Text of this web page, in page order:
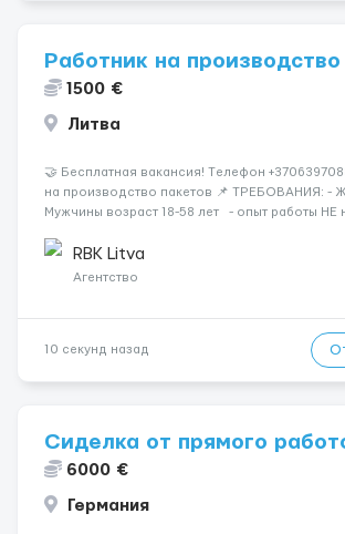
Работник на производство
1500 €
Литва
🤝 Бесплатная вакансия! Tелефон
на производство пакетов 📌 ТРЕБОВАНИЯ: -
Мужчины возраст 18-58 лет - опыт работы НЕ
зависимости от отдела и должност...
RBK Litva
Агентство
10 секунд назад
Сиделка от прямого
6000 €
Германия